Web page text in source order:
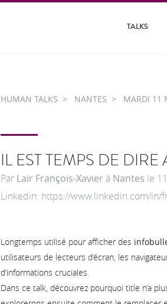
TALKS
HUMAN TALKS NANTES MARDI 11
IL EST TEMPS DE DIRE
Par Lair François-Xavier à Nantes le
Linkedin: https://www.linkedin.com/in/
Longtemps utilisé pour afficher des
utilisateurs de lecteurs d’écran, les
d’informations cruciales.
Dans ce talk, découvrez pourquoi title n’a